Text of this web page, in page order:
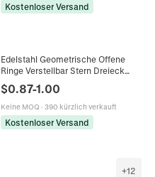
Kostenloser Versand
Edelstahl Geometrische Offene
Ringe Verstellbar Stern Dreieck
Bunte Zirkonia Gold Silber Plattiert
Eleganter Damenschmuck
$0.87-1.00
Keine MOQ · 390 kürzlich verkauft
Kostenloser Versand
+12